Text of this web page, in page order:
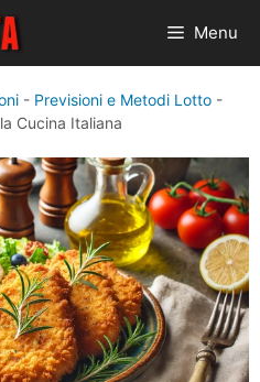
Menu
- Previsioni e Metodi Lotto -
Cucina Italiana